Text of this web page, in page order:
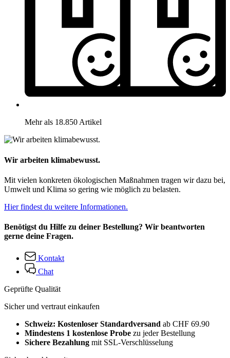
Mehr als 18.850 Artikel
Wir arbeiten klimabewusst.
Mit vielen konkreten ökologischen Maßnahmen tragen wir dazu bei,
Umwelt und Klima so gering wie möglich zu belasten.
Hier findest du weitere Informationen.
Benötigst du Hilfe zu deiner Bestellung? Wir beantworten
gerne deine Fragen.
Kontakt
Chat
Geprüfte Qualität
Sicher und vertraut einkaufen
Schweiz: Kostenloser Standardversand ab CHF 69.90
Mindestens 1 kostenlose Probe zu jeder Bestellung
Sichere Bezahlung mit SSL-Verschlüsselung